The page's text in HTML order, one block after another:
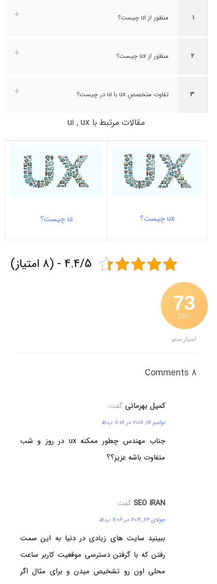
منظور از ui چیست؟
2 منظور از ux چیست؟
3 تفاوت متخصص ux با ui در چیست؟
مقالات مرتبط با ui , ux
ux چیست؟ ui چیست؟
4.4/5 - (8 امتیاز)
73
/ 100
امتیاز سئو
8 Comments
کمیل بهرمانی گفت:
نوامبر 17, 2018 در 8:18 ب.ظ
جناب مهندس چطور ممکنه ux در روز و شب
متفاوت باشه عزیز؟؟
SEO IRAN گفت:
جولای 26, 2019 در 7:06 ب.ظ
ببینید سایت های زیادی در دنیا به این سمت
رفتن که با گرفتن دسترسی موقعیت کاربر ساعت
محلی اون رو تشخیص میدن و برای مثال اگر